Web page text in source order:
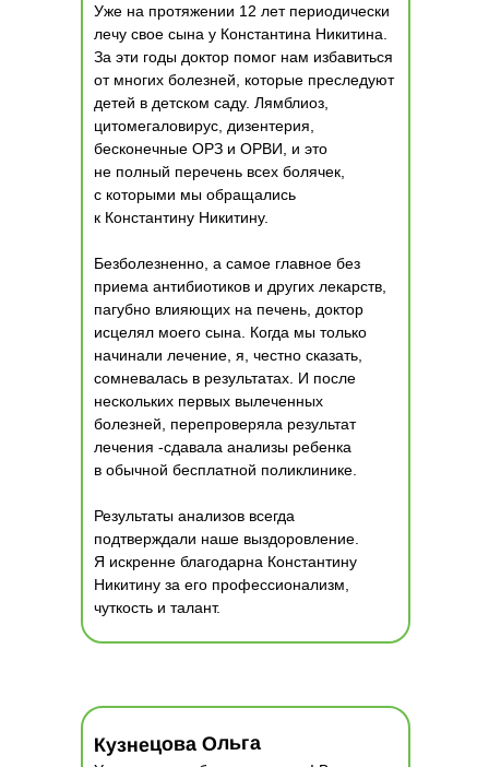
Уже на протяжении 12 лет периодически
лечу свое сына у Константина Никитина.
За эти годы доктор помог нам избавиться
от многих болезней, которые преследуют
детей в детском саду. Лямблиоз,
цитомегаловирус, дизентерия,
бесконечные ОРЗ и ОРВИ, и это
не полный перечень всех болячек,
с которыми мы обращались
к Константину Никитину.
Безболезненно, а самое главное без
приема антибиотиков и других лекарств,
пагубно влияющих на печень, доктор
исцелял моего сына. Когда мы только
начинали лечение, я, честно сказать,
сомневалась в результатах. И после
нескольких первых вылеченных
болезней, перепроверяла результат
лечения -сдавала анализы ребенка
в обычной бесплатной поликлинике.
Результаты анализов всегда
подтверждали наше выздоровление.
Я искренне благодарна Константину
Никитину за его профессионализм,
чуткость и талант.
Кузнецова Ольга